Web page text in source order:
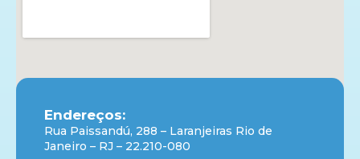
Endereços:
Rua Paissandú, 288 – Laranjeiras Rio de
Janeiro – RJ – 22.210-080